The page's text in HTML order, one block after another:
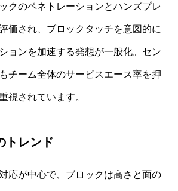
クのペネトレーションとハンズプレ
価され、ブロックタッチを意図的に
ョンを加速する発想が一般化。セン
チーム全体のサービスエース率を押
視されています。
トレンド
応が中心で、ブロックは高さと面の